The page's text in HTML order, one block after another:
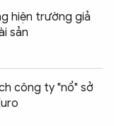
hiện trường giả
sản
công ty "nổ" sở